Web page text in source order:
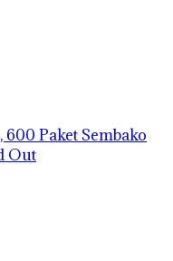
Paket Sembako
Out